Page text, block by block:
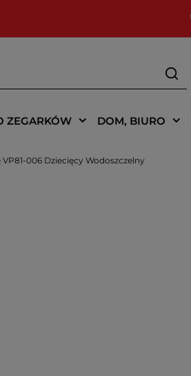
ZEGARKÓW DOM, BIURO
VP81-006 Dziecięcy Wodoszczelny